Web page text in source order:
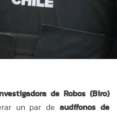
de Robos (Biro)
un par deaudífonos de